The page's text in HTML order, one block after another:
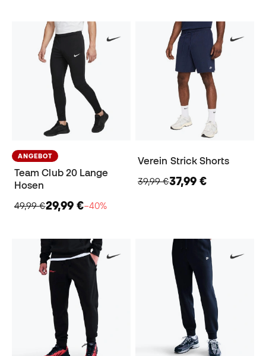
ANGEBOT
Team Club 20 Lange
Hosen
49,99 €29,99 €−40%
Verein Strick Shorts
39,99 €37,99 €